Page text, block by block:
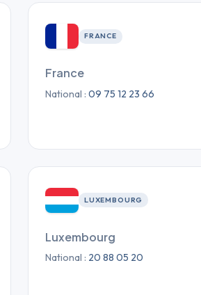
FRANCE
France
National : 09 75 12 23 66
LUXEMBOURG
Luxembourg
National : 20 88 05 20